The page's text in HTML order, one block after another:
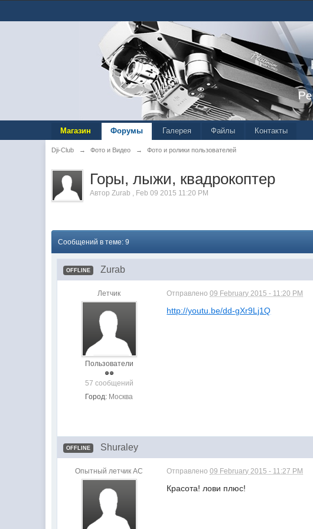
Магазин Форумы Галерея Файлы Контакты
Dji-Club → Фото и Видео → Фото и ролики пользователей
Горы, лыжи, квадрокоптер
АвторZurab , Feb 09 2015 11:20 PM
Сообщений в теме: 9
OFFLINE Zurab
Летчик
Пользователи
57 сообщений
Город: Москва
Отправлено09 February 2015 - 11:20 PM
http://youtu.be/dd-gXr9Lj1Q
OFFLINE Shuraley
Опытный летчик АС Отправлено09 February 2015 - 11:27 PM
Красота! лови плюс!